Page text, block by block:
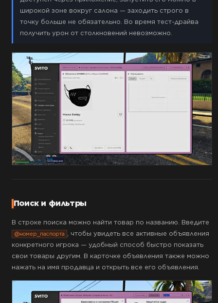
широкой зоне вокруг салона — заходить строго в
точку больше не обязательно. Во время тест-драйва
получить урон от столкновений невозможно.
Поиск и фильтры
В строке поиска можно найти товар по названию. Введите
@номер_паспорта , чтобы увидеть все активные объявления
конкретного игрока — удобный способ быстро показать
свои товары другим. В карточке объявления также можно
нажать на имя продавца и открыть все его объявления.